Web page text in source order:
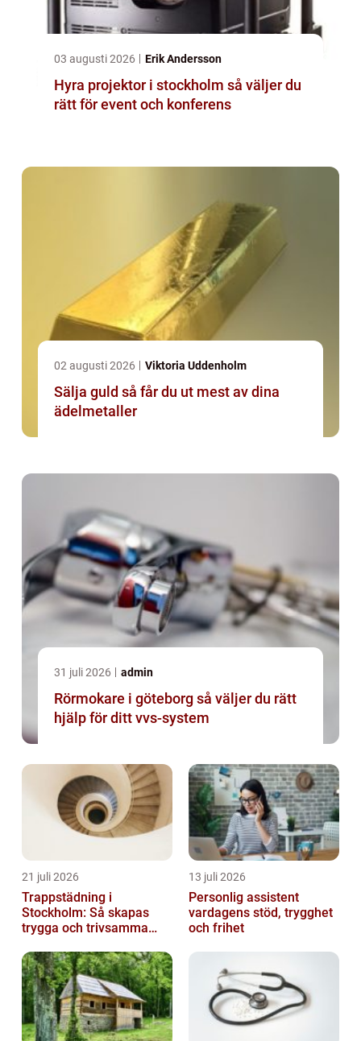
03 augusti 2026 Erik Andersson
Hyra projektor i stockholm så väljer du
rätt för event och konferens
02 augusti 2026 Viktoria Uddenholm
Sälja guld så får du ut mest av dina
ädelmetaller
31 juli 2026 admin
Rörmokare i göteborg så väljer du rätt
hjälp för ditt vvs-system
21 juli 2026
Trappstädning i
Stockholm: Så skapas
trygga och trivsamma
13 juli 2026
Personlig assistent
vardagens stöd, trygghet
och frihet